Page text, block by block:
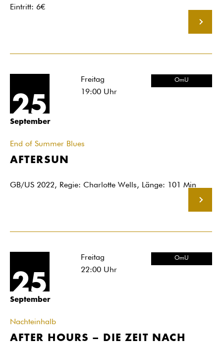
Eintritt: 6€
25
September
Freitag
19:00Uhr
OmU
End of Summer Blues
AFTERSUN
GB/US 2022, Regie: Charlotte Wells, Länge: 101 Min
25
September
Freitag
22:00Uhr
OmU
Nachteinhalb
AFTER HOURS – DIE ZEIT NACH